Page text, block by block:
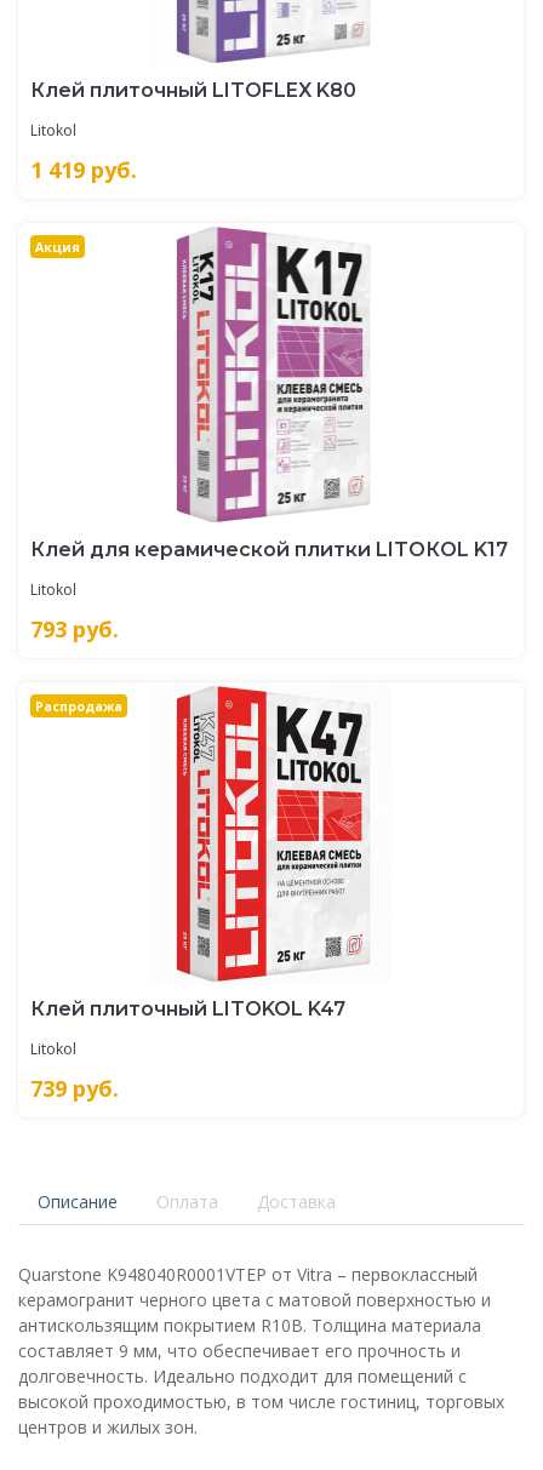
Клей плиточный LITOFLEX K80
Litokol
1 419 руб.
Акция
Клей для керамической плитки LITOКOL K17
Litokol
793 руб.
Распродажа
Клей плиточный LITOKOL K47
Litokol
739 руб.
Описание Оплата Доставка
Quarstone K948040R0001VTEP от Vitra – первоклассный
керамогранит черного цвета с матовой поверхностью и
антискользящим покрытием R10B. Толщина материала
составляет 9 мм, что обеспечивает его прочность и
долговечность. Идеально подходит для помещений с
высокой проходимостью, в том числе гостиниц, торговых
центров и жилых зон.